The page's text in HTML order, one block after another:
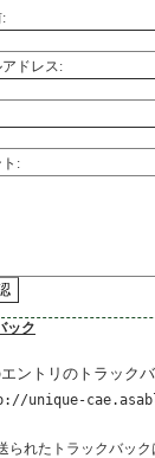
アドレス:
:
ック
ントリのトラック
unique-
られたトラックバック